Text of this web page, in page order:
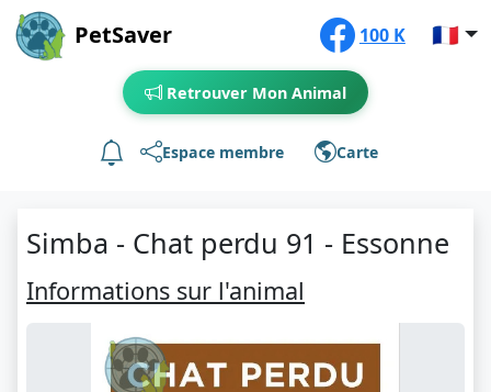
PetSaver 100 K 🇫🇷
Retrouver Mon Animal
Espace membre Carte
Simba - Chat perdu 91 - Essonne
Informations sur l'animal